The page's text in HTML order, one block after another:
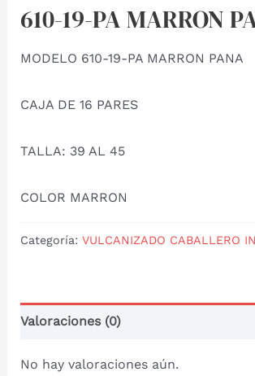
610-19-PA MARRON
MODELO 610-19-PA MARRON PANA
CAJA DE 16 PARES
TALLA: 39 AL 45
COLOR MARRON
Categoría: VULCANIZADO CABALLERO
Valoraciones (0)
No hay valoraciones aún.